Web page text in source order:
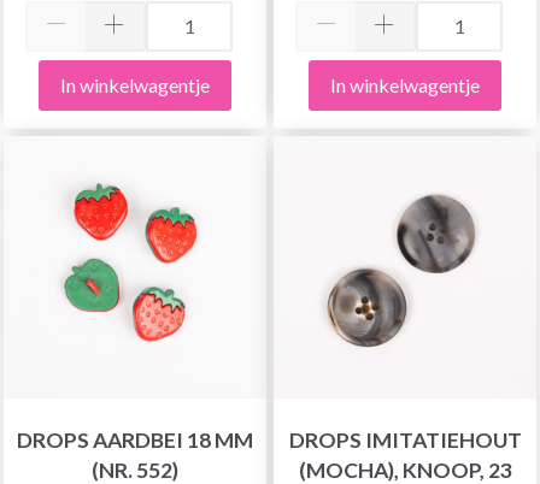
In winkelwagentje In winkelwagentje
DROPS AARDBEI 18 MM
(NR. 552)
DROPS IMITATIEHOUT
(MOCHA), KNOOP, 23